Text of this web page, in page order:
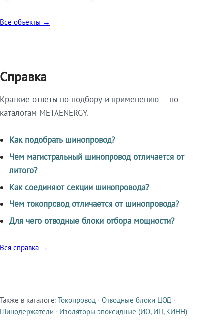
Все объекты →
Справка
Краткие ответы по подбору и применению — по
каталогам METAENERGY.
Как подобрать шинопровод?
Чем магистральный шинопровод отличается от
литого?
Как соединяют секции шинопровода?
Чем токопровод отличается от шинопровода?
Для чего отводные блоки отбора мощности?
Вся справка →
Смежные продукты
Также в каталоге: Токопровод · Отводные блоки ЦОД ·
Шинодержатели · Изоляторы эпоксидные (ИО, ИП, КИНН)